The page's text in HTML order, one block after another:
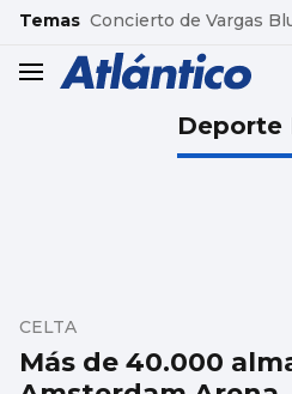
common.go-to-content
Temas Concierto de Vargas
header.menu.open
Deporte
Más de 40.000
CELTA